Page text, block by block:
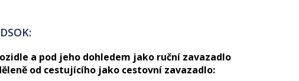
a pod jeho dohledem jako ruční zavazadlo
od cestujícího jako cestovní zavazadlo: